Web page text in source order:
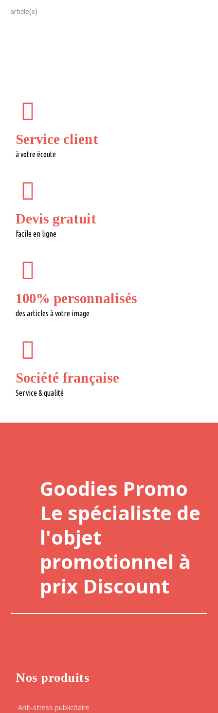
article(s)
Service client
à votre écoute
Devis gratuit
facile en ligne
100% personnalisés
des articles à votre image
Société française
Service & qualité
Goodies Promo
Le spécialiste de
l'objet
promotionnel à
prix Discount
Nos produits
Anti-stress publicitaire